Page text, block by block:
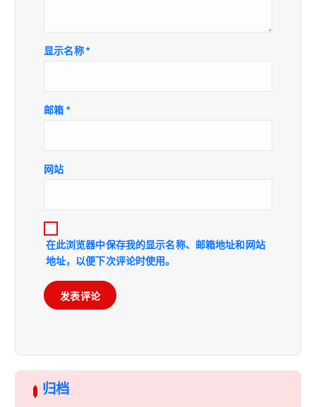
显示名称*
邮箱 *
网站
在此浏览器中保存我的显示名称、邮箱地址和网站
地址，以便下次评论时使用。
归档